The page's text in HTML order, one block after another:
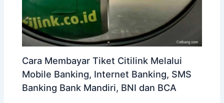
Cara Membayar Tiket Citilink Melalui
Mobile Banking, Internet Banking, SMS
Banking Bank Mandiri, BNI dan BCA